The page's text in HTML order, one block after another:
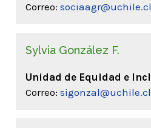
Correo: sociaagr@uchile.cl
Sylvia González F.
Unidad de Equidad e
Correo: sigonzal@uchile.cl